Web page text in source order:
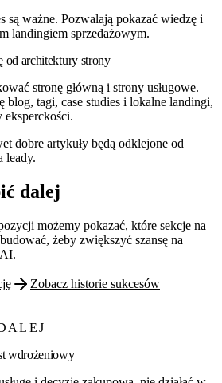
są ważne. Pozwalają pokazać wiedzę i
landingiem sprzedażowym.
od architektury strony
stronę główną i strony usługowe.
blog, tagi, case studies i lokalne landingi,
eksperckości.
dobre artykuły będą odklejone od
leady.
dalej
możemy pokazać, które sekcje na
żeby zwiększyć szansę na
Zobacz historie sukcesów
wdrożeniowy